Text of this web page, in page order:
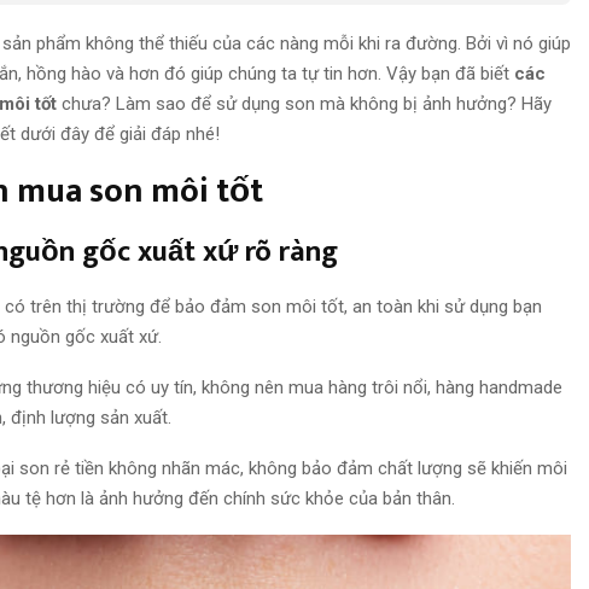
phẩm không thể thiếu của các nàng mỗi khi ra đường. Bởi vì nó giúp
hồng hào và hơn đó giúp chúng ta tự tin hơn. Vậy bạn đã biết các
tốt chưa? Làm sao để sử dụng son mà không bị ảnh hưởng? Hãy
dưới đây để giải đáp nhé!
mua son môi tốt
gốc xuất xứrõ ràng
có trên thị trường để bảo đảm son môi tốt, an toàn khi sử dụng bạn
nguồn gốc xuất xứ.
thương hiệu có uy tín, không nên mua hàng trôi nổi, hàng handmade
, định lượng sản xuất.
son rẻ tiền không nhãn mác, không bảo đảm chất lượng sẽ khiến môi
tệ hơn là ảnh hưởng đến chính sức khỏe của bản thân